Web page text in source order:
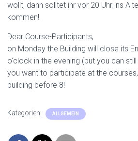
wollt, dann solltet ihr vor 20 Uhr ins
kommen!
Dear Course-Participants,
on Monday the Building will close its
o’clock in the evening (but you can
you want to participate at the
building before 8!
Kategorien: ALLGEMEIN